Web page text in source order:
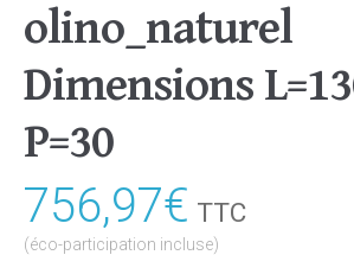
olino_naturel
Dimensions
P=30
756,97€ TTC
(éco-participation incluse)